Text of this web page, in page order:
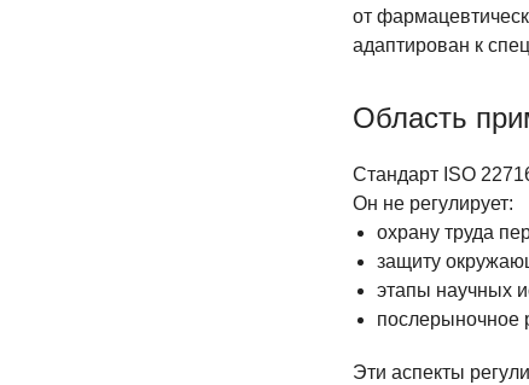
от
адаптирован к
Область
Стандарт ISO
Он не регулирует:
охрану труда
защиту
этапы научных
послерыночное
Эти аспекты